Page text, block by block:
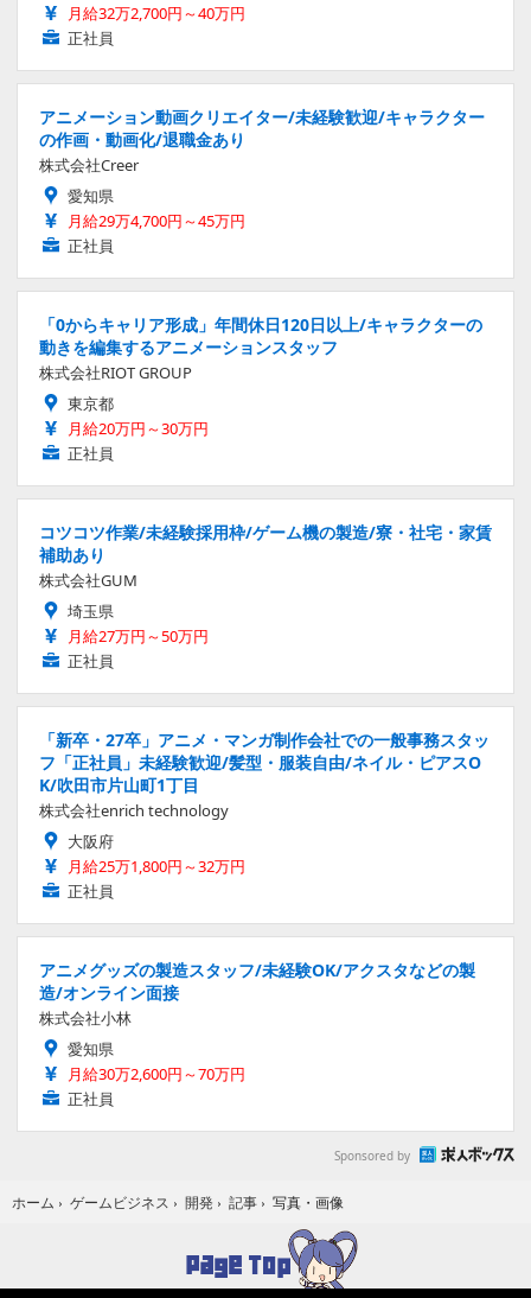
月給32万2,700円～40万円
正社員
アニメーション動画クリエイター/未経験歓迎/キャラクター
の作画・動画化/退職金あり
株式会社Creer
愛知県
月給29万4,700円～45万円
正社員
「0からキャリア形成」年間休日120日以上/キャラクターの
動きを編集するアニメーションスタッフ
株式会社RIOT GROUP
東京都
月給20万円～30万円
正社員
コツコツ作業/未経験採用枠/ゲーム機の製造/寮・社宅・家賃
補助あり
株式会社GUM
埼玉県
月給27万円～50万円
正社員
「新卒・27卒」アニメ・マンガ制作会社での一般事務スタッ
フ「正社員」未経験歓迎/髪型・服装自由/ネイル・ピアスO
K/吹田市片山町1丁目
株式会社enrich technology
大阪府
月給25万1,800円～32万円
正社員
アニメグッズの製造スタッフ/未経験OK/アクスタなどの製
造/オンライン面接
株式会社小林
愛知県
月給30万2,600円～70万円
正社員
Sponsored by
ホーム › ゲームビジネス › 開発 › 記事 › 写真・画像